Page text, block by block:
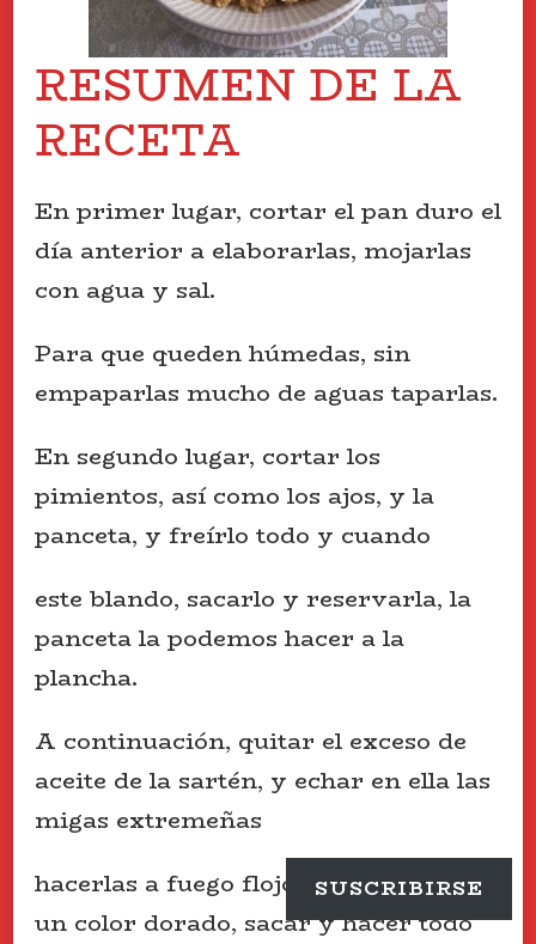
RESUMEN DE LA
RECETA
En primer lugar, cortar el pan duro el
día anterior a elaborarlas, mojarlas
con agua y sal.
Para que queden húmedas, sin
empaparlas mucho de aguas taparlas.
En segundo lugar, cortar los
pimientos, así como los ajos, y la
panceta, y freírlo todo y cuando
este blando, sacarlo y reservarla, la
panceta la podemos hacer a la
plancha.
A continuación, quitar el exceso de
aceite de la sartén, y echar en ella las
migas extremeñas
hacerlas a fuego flojo, hasta que cojan
un color dorado, sacar y hacer todo
SUSCRIBIRSE